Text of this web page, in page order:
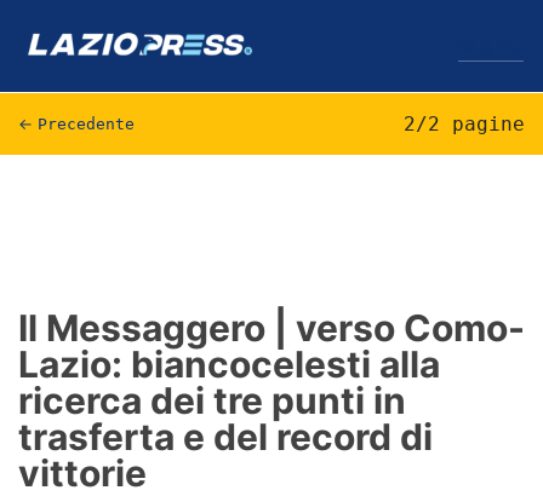
Formello
Infortuni
Primavera
Calciomercato
← Precedente 2/2 pagine
Il Messaggero | verso Como-
Lazio: biancocelesti alla
ricerca dei tre punti in
trasferta e del record di
vittorie